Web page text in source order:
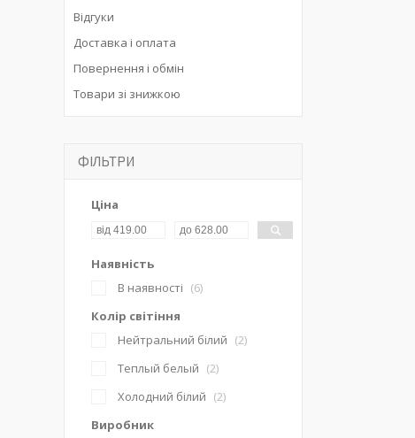
Відгуки
Доставка і оплата
Повернення і обмін
Товари зі знижкою
ФІЛЬТРИ
Ціна
Наявність
В наявності
6
Колір світіння
Нейтральний білий
2
Теплый белый
2
Холодний білий
2
Виробник